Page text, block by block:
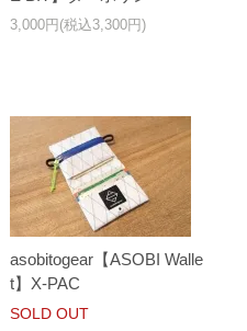
3,000円(税込3,300円)
asobitogear【ASOBI Walle
t】X-PAC
SOLD OUT